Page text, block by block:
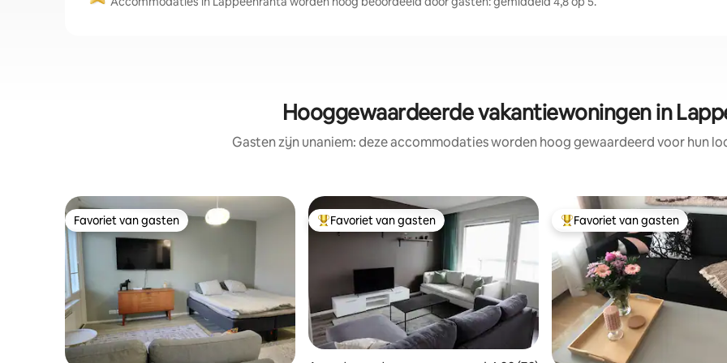
Hooggewaardeerde vakantiewoningen in
Gasten zijn unaniem: deze accommodaties worden hoog gewaardeerd voor hun
Favoriet van gasten
Favoriet van gasten Topfavoriet van gasten
Favoriet van gasten Topfavoriet van gasten
Favoriet van gasten